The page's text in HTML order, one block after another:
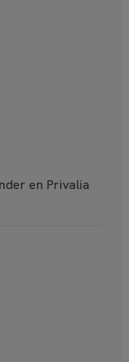
en Privalia